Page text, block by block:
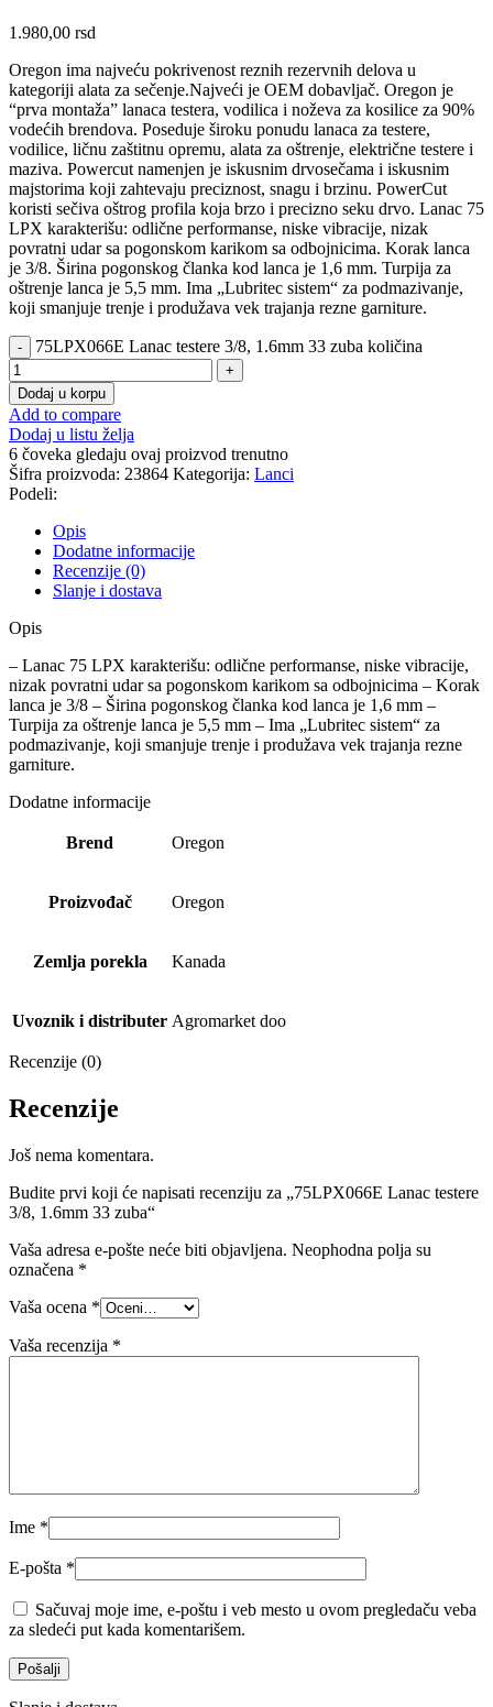
1.980,00 rsd
Oregon ima najveću pokrivenost reznih rezervnih delova u
kategoriji alata za sečenje.Najveći je OEM dobavljač. Oregon je
“prva montaža” lanaca testera, vodilica i noževa za kosilice za 90%
vodećih brendova. Poseduje široku ponudu lanaca za testere,
vodilice, ličnu zaštitnu opremu, alata za oštrenje, električne testere i
maziva. Powercut namenjen je iskusnim drvosečama i iskusnim
majstorima koji zahtevaju preciznost, snagu i brzinu. PowerCut
koristi sečiva oštrog profila koja brzo i precizno seku drvo. Lanac 75
LPX karakterišu: odlične performanse, niske vibracije, nizak
povratni udar sa pogonskom karikom sa odbojnicima. Korak lanca
je 3/8. Širina pogonskog članka kod lanca je 1,6 mm. Turpija za
oštrenje lanca je 5,5 mm. Ima „Lubritec sistem“ za podmazivanje,
koji smanjuje trenje i produžava vek trajanja rezne garniture.
75LPX066E Lanac testere 3/8, 1.6mm 33 zuba količina
Dodaj u korpu
Add to compare
Dodaj u listu želja
6 čoveka gledaju ovaj proizvod trenutno
Šifra proizvoda: 23864 Kategorija: Lanci
Podeli:
Opis
Dodatne informacije
Recenzije (0)
Slanje i dostava
Opis
– Lanac 75 LPX karakterišu: odlične performanse, niske vibracije,
nizak povratni udar sa pogonskom karikom sa odbojnicima – Korak
lanca je 3/8 – Širina pogonskog članka kod lanca je 1,6 mm –
Turpija za oštrenje lanca je 5,5 mm – Ima „Lubritec sistem“ za
podmazivanje, koji smanjuje trenje i produžava vek trajanja rezne
garniture.
Dodatne informacije
Brend Oregon
Proizvođač Oregon
Zemlja porekla Kanada
Uvoznik i distributer Agromarket doo
Recenzije (0)
Recenzije
Još nema komentara.
Budite prvi koji će napisati recenziju za „75LPX066E Lanac testere
3/8, 1.6mm 33 zuba“
Vaša adresa e-pošte neće biti objavljena. Neophodna polja su
označena *
Vaša ocena *
Vaša recenzija *
Ime *
E-pošta *
Sačuvaj moje ime, e-poštu i veb mesto u ovom pregledaču veba
za sledeći put kada komentarišem.